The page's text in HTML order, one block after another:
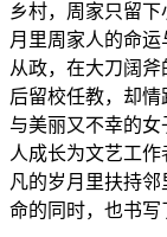
乡村，周家只留
月里周家人的命
从政，在大刀阔
后留校任教，却
与美丽又不幸的
人成长为文艺工
凡的岁月里扶持
命的同时，也书写